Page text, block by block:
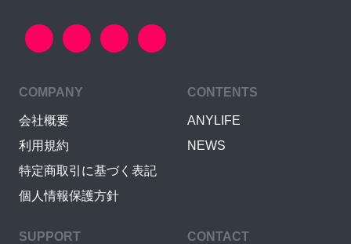
COMPANY
会社概要
利用規約
特定商取引に基づく表記
個人情報保護方針
CONTENTS
ANYLIFE
NEWS
SUPPORT CONTACT